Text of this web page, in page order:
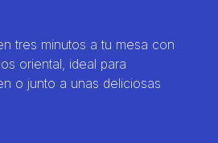
tres minutos a tu mesa con
oriental, ideal para
o junto a unas deliciosas